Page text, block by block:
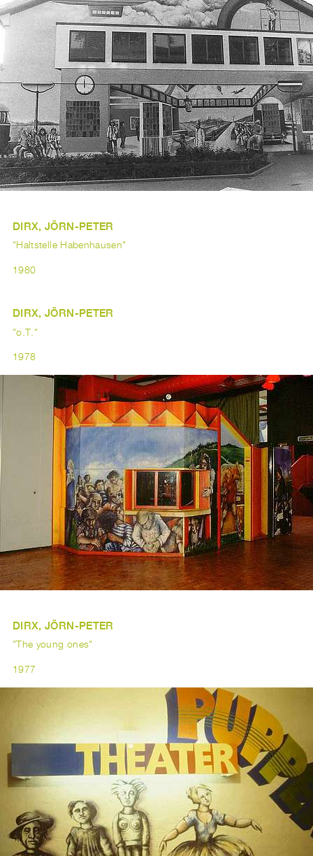
DIRX, JÖRN-PETER
"Haltstelle Habenhausen"
1980
DIRX, JÖRN-PETER
"o.T."
1978
DIRX, JÖRN-PETER
"The young ones"
1977